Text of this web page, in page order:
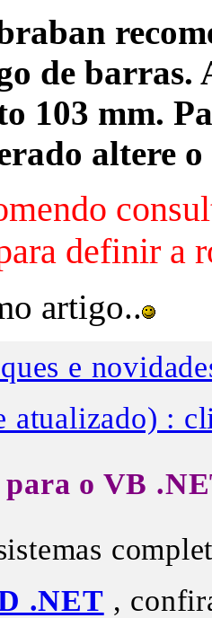
de barras.
103 mm.
altere
definir a
artigo..
e
atualizado) :
o VB
.NET ,